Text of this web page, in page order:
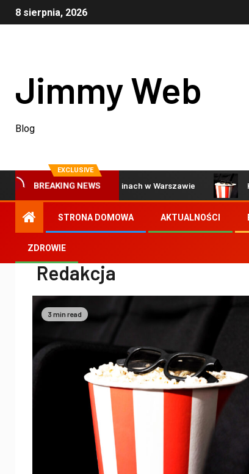
8 sierpnia, 2026
Jimmy Web
Blog
EXCLUSIVE
BREAKING NEWS
przyjazny SEO o kinach w Warszawie Kinoteka
STRONA DOMOWA AKTUALNOŚCI
ZDROWIE
Redakcja
3 min read